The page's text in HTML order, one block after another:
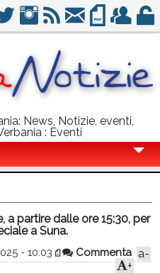
News, Notizie, eventi,
: Eventi
partire dalle ore 15:30, per
a Suna.
- 10:03 Commenta a-
+